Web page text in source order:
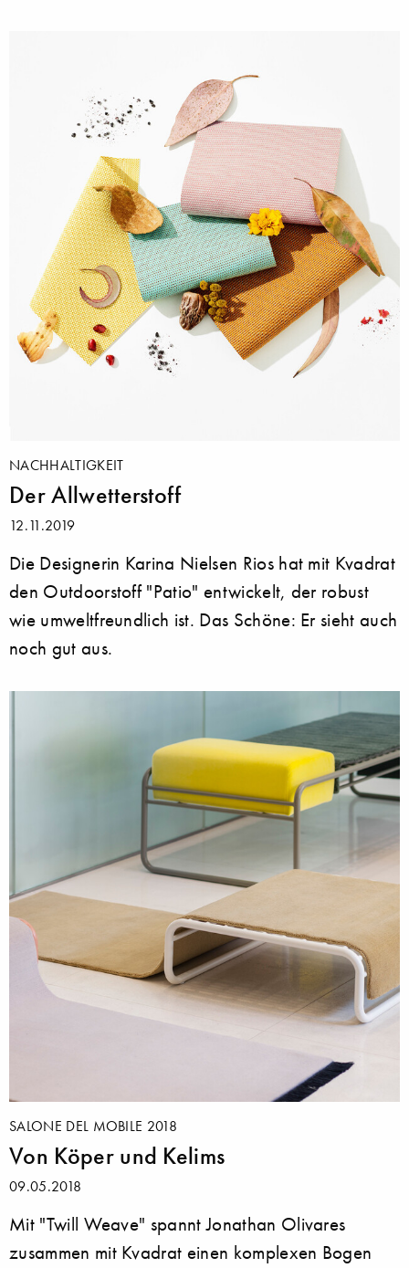
NACHHALTIGKEIT
Der Allwetterstoff
12.11.2019
Die Designerin Karina Nielsen Rios hat mit Kvadrat
den Outdoorstoff "Patio" entwickelt, der robust
wie umweltfreundlich ist. Das Schöne: Er sieht auch
noch gut aus.
SALONE DEL MOBILE 2018
Von Köper und Kelims
09.05.2018
Mit "Twill Weave" spannt Jonathan Olivares
zusammen mit Kvadrat einen komplexen Bogen